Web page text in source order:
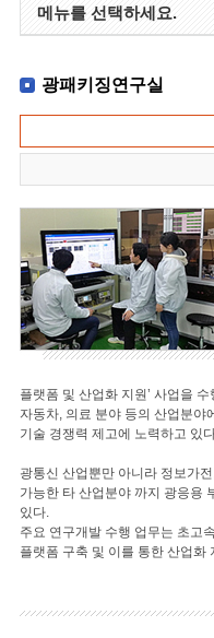
메뉴를 선택하세요.
광패키징연구실
플랫폼 및 산업화 지원’ 사업을
자동차, 의료 분야 등의 산업분야
기술 경쟁력 제고에 노력하고 있
광통신 산업뿐만 아니라 정보가
가능한 타 산업분야 까지 광응용
있다.
주요 연구개발 수행 업무는 초고
플랫폼 구축 및 이를 통한 산업화